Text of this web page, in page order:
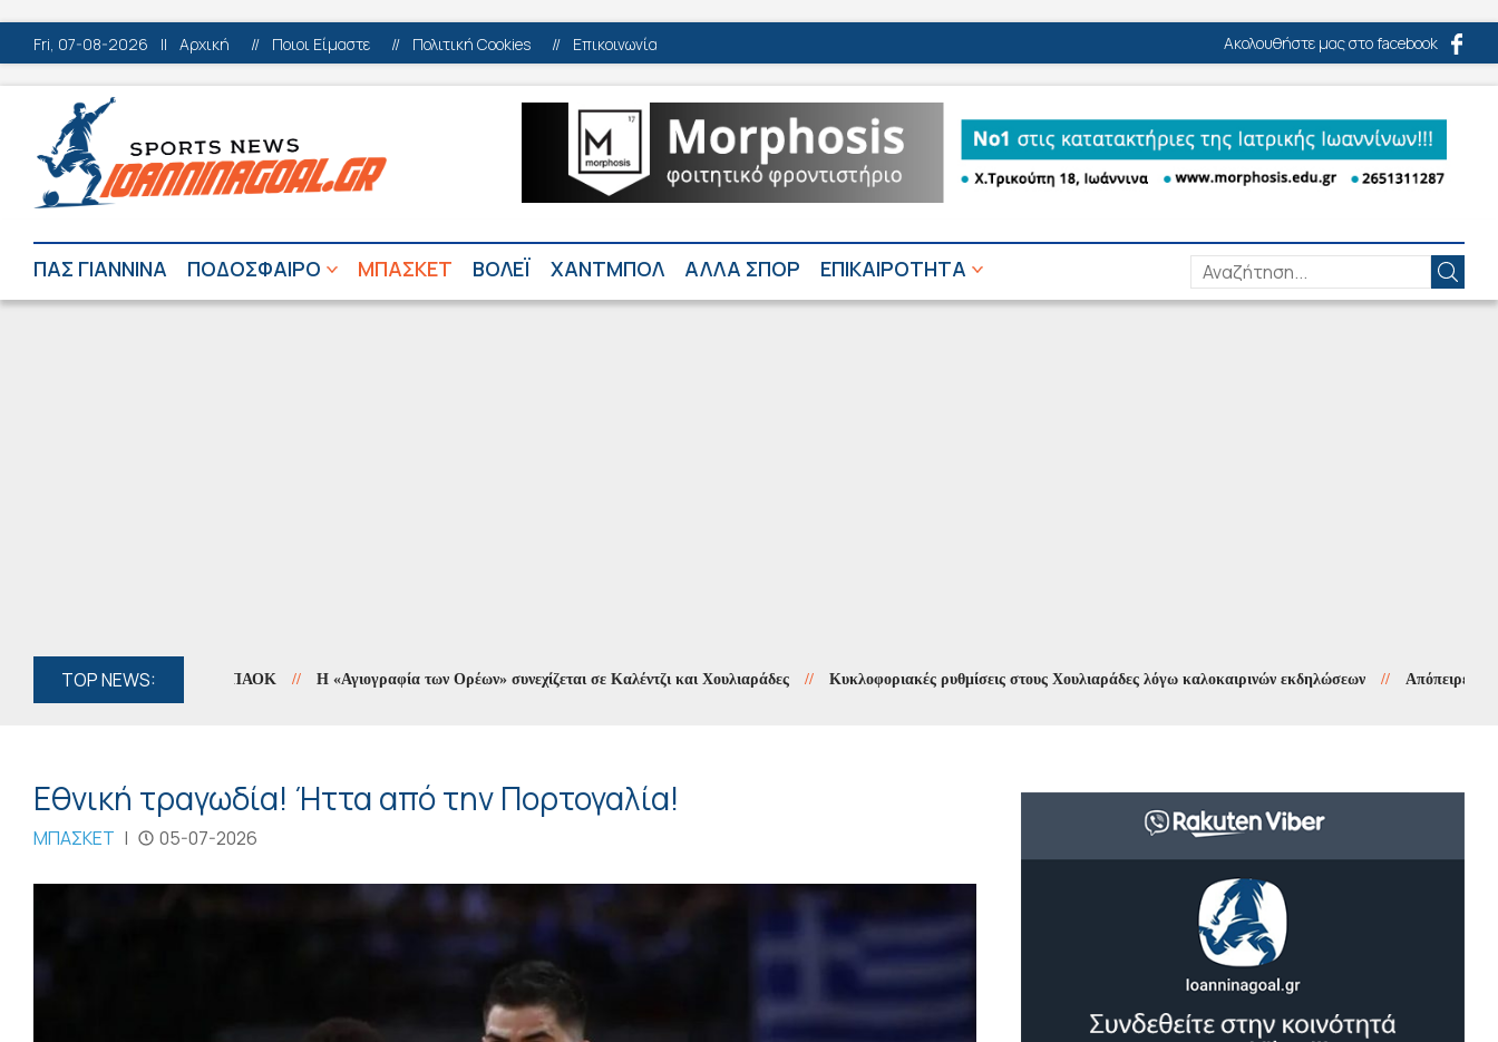
Fri, 07-08-2026 || Αρχική // Ποιοι Είμαστε // Πολιτική Cookies // Επικοινωνία Ακολουθήστε μας στο facebook
ΠΑΣ ΓΙΑΝΝΙΝΑ ΠΟΔΟΣΦΑΙΡΟ ΜΠΑΣΚΕΤ ΒΟΛΕΪ ΧΑΝΤΜΠΟΛ ΑΛΛΑ ΣΠΟΡ ΕΠΙΚΑΙΡΟΤΗΤΑ
TOP NEWS: // Η «Αγιογραφία των Ορέων» συνεχίζεται σε Καλέντζι και Χουλιαράδες // Κυκλοφοριακές ρυθμίσεις στους Χουλιαράδες λόγω καλοκαιρινών εκδηλώσεων // Απόπειρες
Εθνική τραγωδία! Ήττα από την Πορτογαλία!
ΜΠΑΣΚΕΤ | 05-07-2026